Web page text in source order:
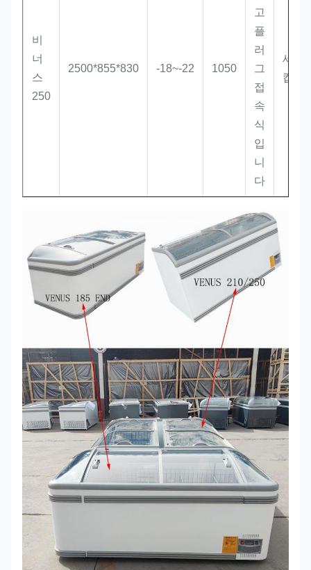
비
너
스
250
2500*855*830 -18~-22 1050
고
플
러
그
접
속
식
입
니
다
세
캅